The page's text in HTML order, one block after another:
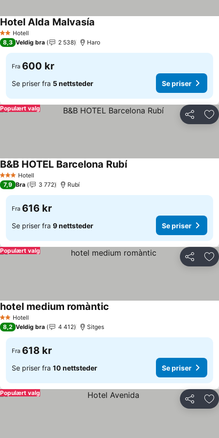
2 Stjerner
Hotell
Hotel Alda Malvasía
8,3 Veldig bra 2 538 Haro
Fra 600 kr
Se priser fra 5 nettsteder Se priser
Del
Populært valg
3 StjernerHotell
B&B HOTEL Barcelona Rubí
7,9 Bra 3 772 Rubí
Fra 616 kr
Se priser fra 9 nettsteder Se priser
Del
Populært valg
2 Stjerner
Hotell
hotel medium romàntic
8,2 Veldig bra 4 412 Sitges
Fra 618 kr
Se priser fra 10 nettsteder Se priser
Del
Populært valg